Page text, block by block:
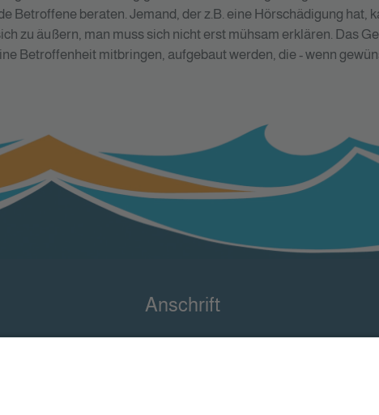
Betroffene beraten. Jemand, der z.B. eine Hörschädigung
zu äußern, man muss sich nicht erst mühsam erklären. Das
Betroffenheit mitbringen, aufgebaut werden, die - wenn
bewerben.
Anschrift